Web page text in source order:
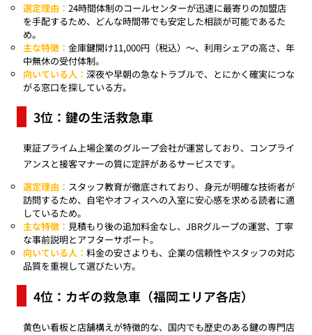
選定理由：24時間体制のコールセンターが迅速に最寄りの加盟店
を手配するため、どんな時間帯でも安定した相談が可能であるた
め。
主な特徴：金庫鍵開け11,000円（税込）〜、利用シェアの高さ、年
中無休の受付体制。
向いている人：深夜や早朝の急なトラブルで、とにかく確実につな
がる窓口を探している方。
3位：鍵の生活救急車
東証プライム上場企業のグループ会社が運営しており、コンプライ
アンスと接客マナーの質に定評があるサービスです。
選定理由： スタッフ教育が徹底されており、身元が明確な技術者が
訪問するため、自宅やオフィスへの入室に安心感を求める読者に適
しているため。
主な特徴： 見積もり後の追加料金なし、JBRグループの運営、丁寧
な事前説明とアフターサポート。
向いている人：料金の安さよりも、企業の信頼性やスタッフの対応
品質を重視して選びたい方。
4位：カギの救急車（福岡エリア各店）
黄色い看板と店舗構えが特徴的な、国内でも歴史のある鍵の専門店